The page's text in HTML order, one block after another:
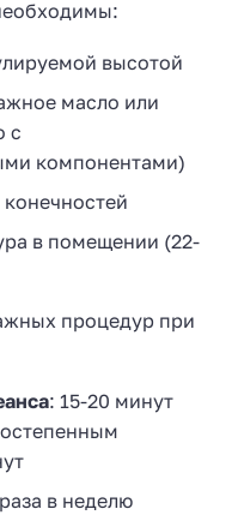
высотой
масло или
с
компонентами)
в помещении (22-
процедур при
: 15-20 минут
в неделю